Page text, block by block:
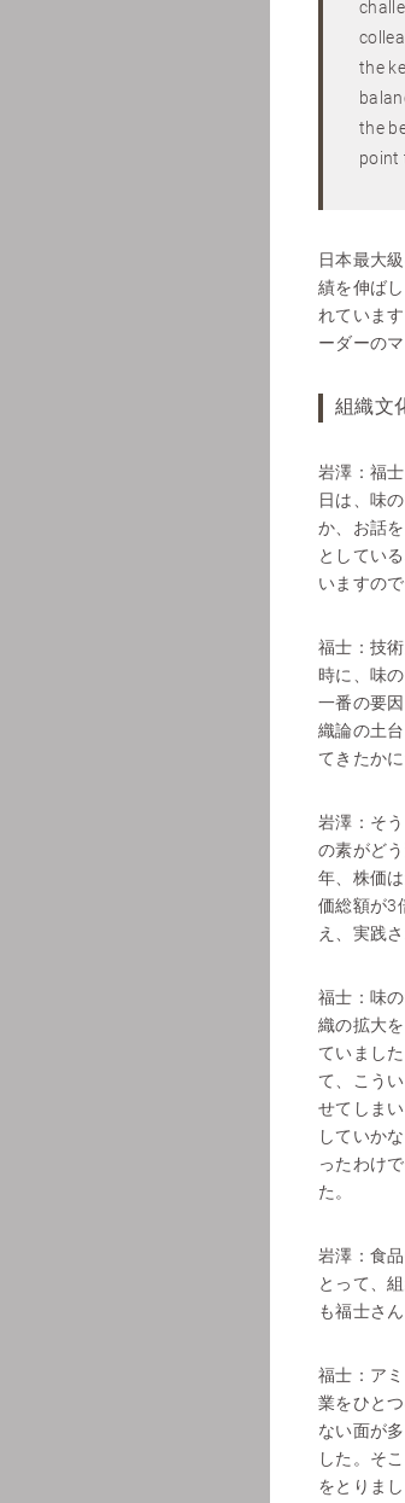
the
the
point
日本最大
績を伸ば
れていま
ーダーの
組織文
岩澤：福
日は、味
か、お話
としてい
いますの
福士：技
時に、味
一番の要
織論の土
てきたか
岩澤： そ
の素がど
年、株価
価総額が3
え、実践
福士：味
織の拡大
ていまし
て、こう
せてしま
していか
ったわけ
た。
岩澤：食
とって、
も福士さ
福士： ア
業をひと
ない面が
した。そ
をとりま